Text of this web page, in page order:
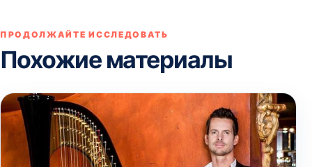
ПРОДОЛЖАЙТЕ ИССЛЕДОВАТЬ
Похожие материалы